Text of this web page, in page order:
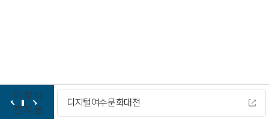
이
전
정
지
다
음
디지털여수문화대전